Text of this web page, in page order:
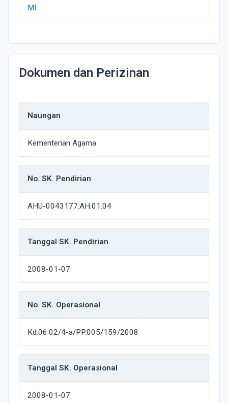
MI
Dokumen dan Perizinan
Naungan
Kementerian Agama
No. SK. Pendirian
AHU-0043177.AH.01.04
Tanggal SK. Pendirian
2008-01-07
No. SK. Operasional
Kd.06.02/4-a/PP.005/159/2008
Tanggal SK. Operasional
2008-01-07